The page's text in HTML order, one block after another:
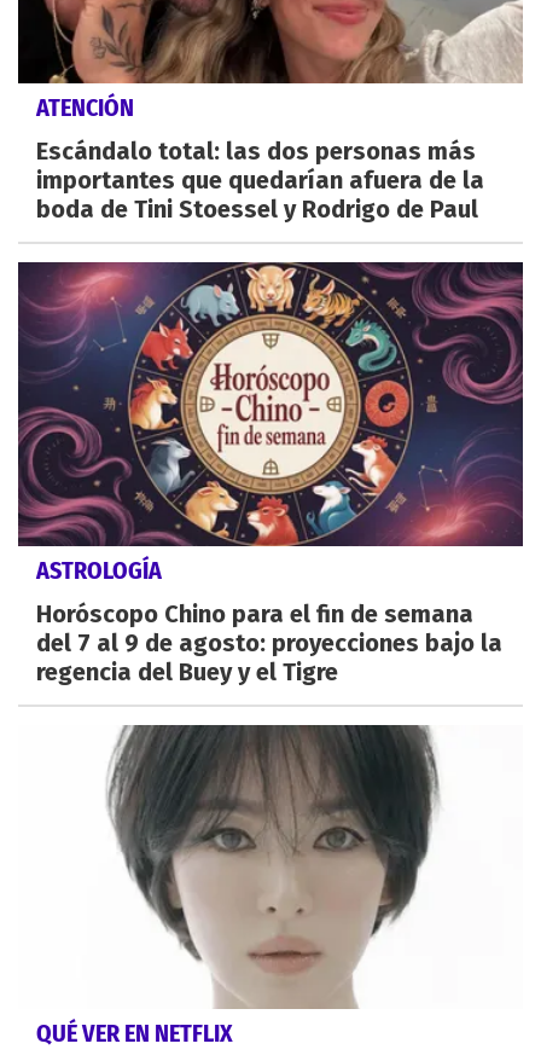
ATENCIÓN
Escándalo total: las dos personas más
importantes que quedarían afuera de la
boda de Tini Stoessel y Rodrigo de Paul
ASTROLOGÍA
Horóscopo Chino para el fin de semana
del 7 al 9 de agosto: proyecciones bajo la
regencia del Buey y el Tigre
QUÉ VER EN NETFLIX